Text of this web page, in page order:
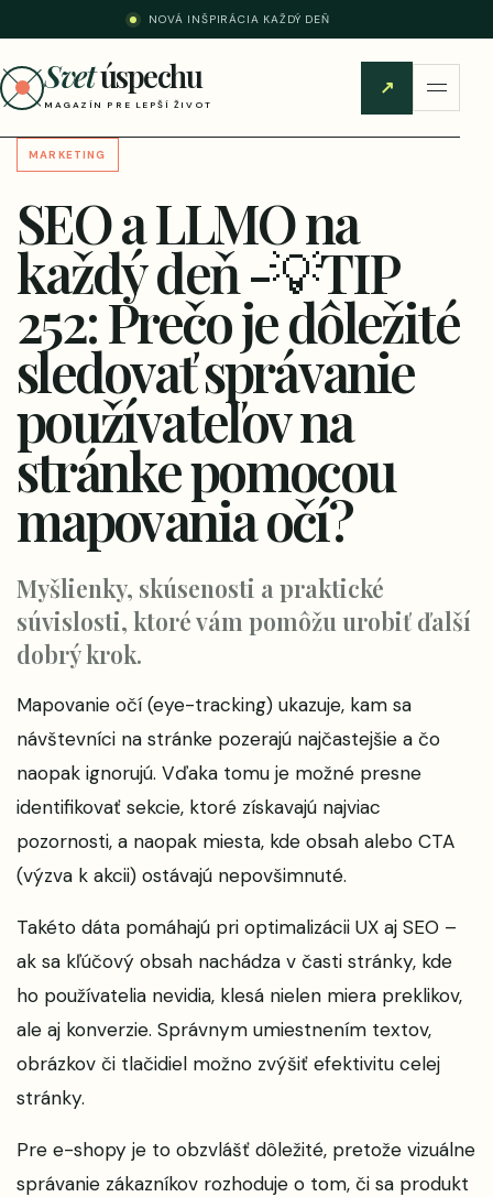
NOVÁ INŠPIRÁCIA KAŽDÝ DEŇ
Svetúspechu
MAGAZÍN PRE LEPŠÍ ŽIVOT
↗
MARKETING
SEO a LLMO na
každý deň -💡TIP
252: Prečo je dôležité
sledovať správanie
používateľov na
stránke pomocou
mapovania očí?
Myšlienky, skúsenosti a praktické
súvislosti, ktoré vám pomôžu urobiť ďalší
dobrý krok.
Mapovanie očí (eye-tracking) ukazuje, kam sa
návštevníci na stránke pozerajú najčastejšie a čo
naopak ignorujú. Vďaka tomu je možné presne
identifikovať sekcie, ktoré získavajú najviac
pozornosti, a naopak miesta, kde obsah alebo CTA
(výzva k akcii) ostávajú nepovšimnuté.
Takéto dáta pomáhajú pri optimalizácii UX aj SEO –
ak sa kľúčový obsah nachádza v časti stránky, kde
ho používatelia nevidia, klesá nielen miera preklikov,
ale aj konverzie. Správnym umiestnením textov,
obrázkov či tlačidiel možno zvýšiť efektivitu celej
stránky.
Pre e-shopy je to obzvlášť dôležité, pretože vizuálne
správanie zákazníkov rozhoduje o tom, či sa produkt